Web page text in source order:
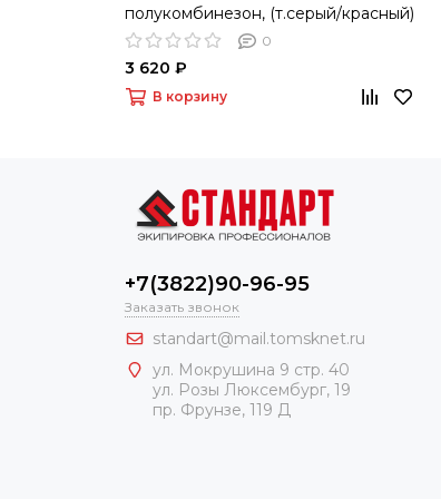
полукомбинезон, (т.серый/красный)
0
3 620 ₽
В корзину
+7(3822)90-96-95
Заказать звонок
standart@mail.tomsknet.ru
ул. Мокрушина 9 стр. 40
ул. Розы Люксембург, 19
пр. Фрунзе, 119 Д